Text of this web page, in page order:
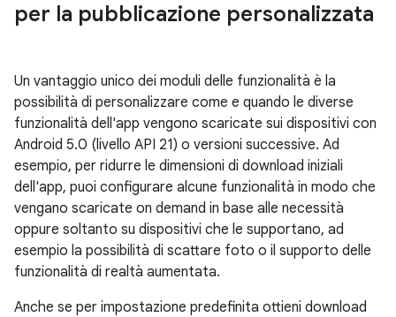
per la pubblicazione personalizzata
Un vantaggio unico dei moduli delle funzionalità è la
possibilità di personalizzare come e quando le diverse
funzionalità dell'app vengono scaricate sui dispositivi con
Android 5.0 (livello API 21) o versioni successive. Ad
esempio, per ridurre le dimensioni di download iniziali
dell'app, puoi configurare alcune funzionalità in modo che
vengano scaricate on demand in base alle necessità
oppure soltanto su dispositivi che le supportano, ad
esempio la possibilità di scattare foto o il supporto delle
funzionalità di realtà aumentata.
Anche se per impostazione predefinita ottieni download